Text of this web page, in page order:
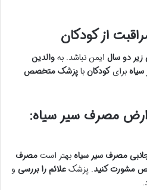
از کودکان
زیر دو سال ایمن نباشد. بهوالدین
برایکودکانباپزشک متخصص
مصرف سیر سیاه:
مصرف سیر سیاهبهتر استمصرف
مشورت کنید. پزشکعلائم را بررسی و